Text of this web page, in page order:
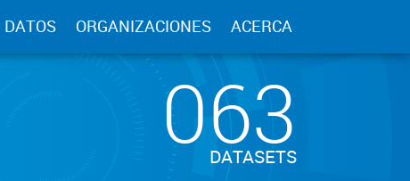
DATOS ORGANIZACIONES ACERCA
063
DATASETS